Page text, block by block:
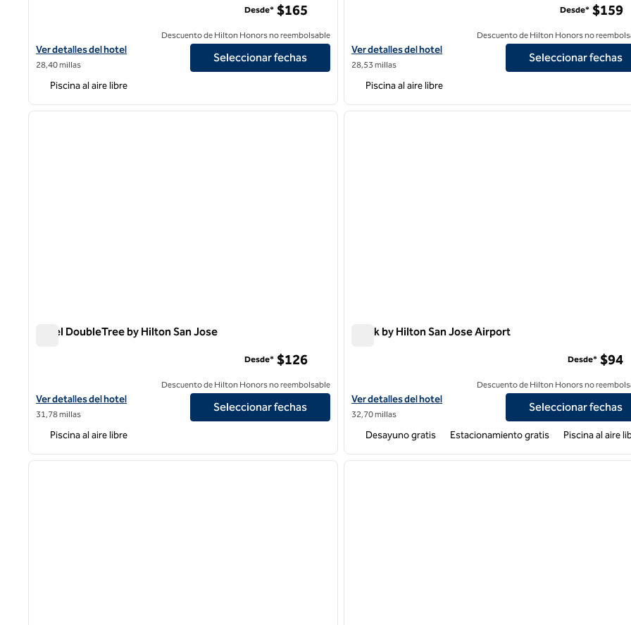
Ver detalles del hotel Hilton San Jose
Ver detalles del hotel
28,40 millas
Desde* $165
Descuento de Hilton Honors no reembolsable
Seleccionar fechas
Piscina al aire libre
Ver detalles del hotel Signia by Hilton San Jose
Ver detalles del hotel
28,53 millas
Desde* $159
Descuento de Hilton Honors no
Seleccionar fechas
Piscina al aire libre
1 de 12
siguiente imagen
Hotel DoubleTree by Hilton San Jose
Ver detalles del hotel DoubleTree by Hilton San Jose
Ver detalles del hotel
31,78 millas
Desde* $126
Descuento de Hilton Honors no reembolsable
Seleccionar fechas
Piscina al aire libre
1 de 12
Spark by Hilton San Jose Airport
Ver detalles del hotel Spark by Hilton San Jose Airport
Ver detalles del hotel
32,70 millas
Desde* $94
Descuento de Hilton Honors no
Seleccionar fechas
Desayuno gratis Estacionamiento gratis Piscina al aire
1 de 12
siguiente imagen
1 de 12